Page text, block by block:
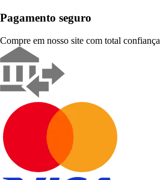
Pagamento seguro
Compre em nosso site com total confiança